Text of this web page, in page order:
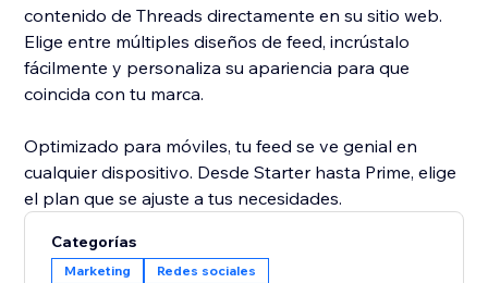
contenido de Threads directamente en su sitio web.
Elige entre múltiples diseños de feed, incrústalo
fácilmente y personaliza su apariencia para que
coincida con tu marca.
Optimizado para móviles, tu feed se ve genial en
cualquier dispositivo. Desde Starter hasta Prime, elige
el plan que se ajuste a tus necesidades.
Categorías
Marketing Redes sociales